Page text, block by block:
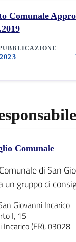
Comunale
Comunale
di San
un gruppo di
Giovanni Incarico
I, 15
Incarico (FR), 03028